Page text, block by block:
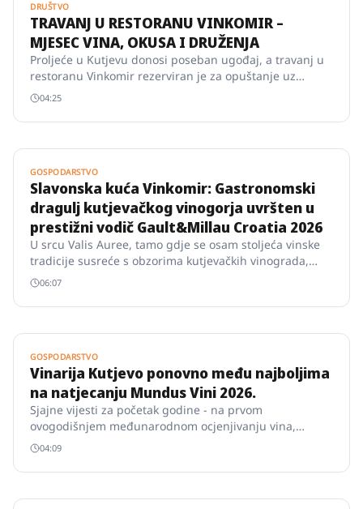
DRUŠTVO
TRAVANJ U RESTORANU VINKOMIR –
MJESEC VINA, OKUSA I DRUŽENJA
Proljeće u Kutjevu donosi poseban ugođaj, a travanj u
restoranu Vinkomir rezerviran je za opuštanje uz
vrhunska vina, pažljivo osmišljene programe i
jedinstveni ambijent vinograda.
04:25
GOSPODARSTVO
Slavonska kuća Vinkomir: Gastronomski
dragulj kutjevačkog vinogorja uvršten u
prestižni vodič Gault&Millau Croatia 2026
U srcu Valis Auree, tamo gdje se osam stoljeća vinske
tradicije susreće s obzorima kutjevačkih vinograda,
ispisano je novo poglavlje vinske i gastronomske priče
Vinarije Kutjevo.
06:07
GOSPODARSTVO
Vinarija Kutjevo ponovno među najboljima
na natjecanju Mundus Vini 2026.
Sjajne vijesti za početak godine - na prvom
ovogodišnjem međunarodnom ocjenjivanju vina,
Mundus Vini Spring Tasting 2026., Vinarija Kutjevo
ponovno je potvrdila svoju izvrsnost na svjetskoj vinskoj
sceni.
04:09